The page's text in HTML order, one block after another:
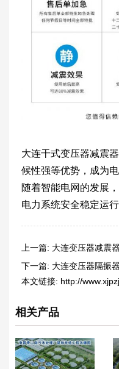
大连干式变压器减震
候性强等优势，成为
随着智能电网的发展
电力系统安全稳定运
上一篇: 大连变压器减震
下一篇: 大连变压器隔振
本文链接: http://
相关产品